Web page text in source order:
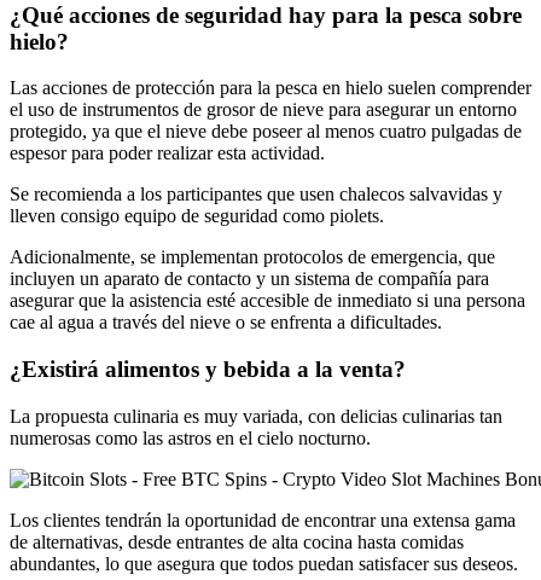
¿Qué acciones de seguridad hay para la pesca sobre
hielo?
Las acciones de protección para la pesca en hielo suelen comprender
el uso de instrumentos de grosor de nieve para asegurar un entorno
protegido, ya que el nieve debe poseer al menos cuatro pulgadas de
espesor para poder realizar esta actividad.
Se recomienda a los participantes que usen chalecos salvavidas y
lleven consigo equipo de seguridad como piolets.
Adicionalmente, se implementan protocolos de emergencia, que
incluyen un aparato de contacto y un sistema de compañía para
asegurar que la asistencia esté accesible de inmediato si una persona
cae al agua a través del nieve o se enfrenta a dificultades.
¿Existirá alimentos y bebida a la venta?
La propuesta culinaria es muy variada, con delicias culinarias tan
numerosas como las astros en el cielo nocturno.
Los clientes tendrán la oportunidad de encontrar una extensa gama
de alternativas, desde entrantes de alta cocina hasta comidas
abundantes, lo que asegura que todos puedan satisfacer sus deseos.